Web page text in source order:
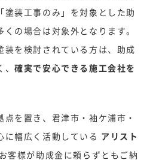
装工事のみ」を対象とした助
の場合は対象外となります。
装を検討されている方は、助成
、確実で安心できる施工会社を
を置き、君津市・袖ケ浦市・
に幅広く活動している アリスト
客様が助成金に頼らずともご納